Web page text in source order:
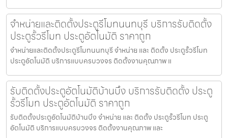
จำหน่ายและติดตั้งประตูรีโมทนนทบุรี บริการรับติดตั้ง
ประตูรั้วรีโมท ประตูอัตโนมัติ ราคาถูก
จำหน่ายและติดตั้งประตูรีโมทนนทบุรี จำหน่าย และ ติดตั้ง ประตูรั้วรีโมท
ประตูอัตโนมัติ บริการแบบครบวงจร ติดตั้งงานคุณภาพ แ
รับติดตั้งประตูอัตโนมัติบ้านบึง บริการรับติดตั้ง ประตู
รั้วรีโมท ประตูอัตโนมัติ ราคาถูก
รับติดตั้งประตูอัตโนมัติบ้านบึง จำหน่าย และ ติดตั้ง ประตูรั้วรีโมท ประตู
อัตโนมัติ บริการแบบครบวงจร ติดตั้งงานคุณภาพ และ